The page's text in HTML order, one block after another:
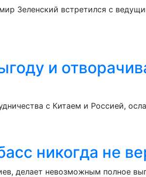
Зеленский встретился с
и
с Китаем и Россией,
никогда не
делает невозможным полное